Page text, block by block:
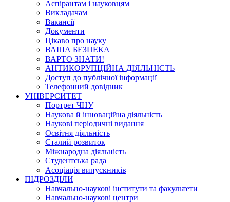
Аспірантам і науковцям
Викладачам
Вакансії
Документи
Цікаво про науку
ВАША БЕЗПЕКА
ВАРТО ЗНАТИ!
АНТИКОРУПЦІЙНА ДІЯЛЬНІСТЬ
Доступ до публічної інформації
Телефонний довідник
УНІВЕРСИТЕТ
Портрет ЧНУ
Наукова й інноваційна діяльність
Наукові періодичні видання
Освітня діяльність
Сталий розвиток
Міжнародна діяльність
Студентська рада
Асоціація випускників
ПІДРОЗДІЛИ
Навчально-наукові інститути та факультети
Навчально-наукові центри